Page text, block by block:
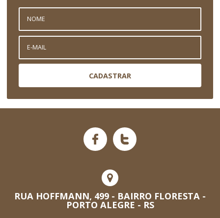
CADASTRAR
RUA HOFFMANN, 499 - BAIRRO FLORESTA -
PORTO ALEGRE - RS